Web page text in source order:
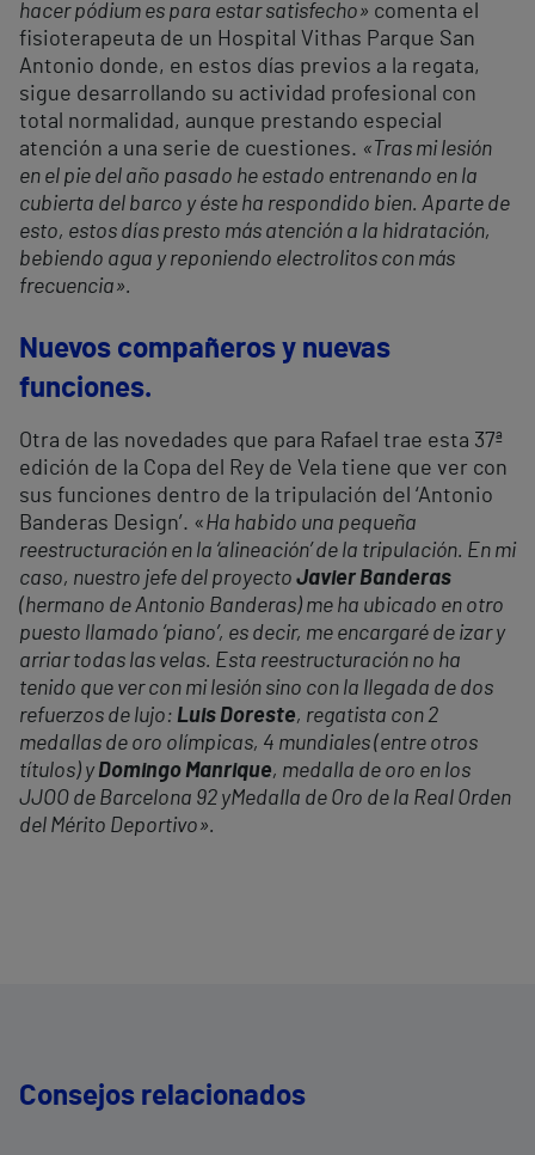
hacer pódium es para estar satisfecho» comenta el
fisioterapeuta de un Hospital Vithas Parque San
Antonio donde, en estos días previos a la regata,
sigue desarrollando su actividad profesional con
total normalidad, aunque prestando especial
atención a una serie de cuestiones. «Tras mi lesión
en el pie del año pasado he estado entrenando en la
cubierta del barco y éste ha respondido bien. Aparte de
esto, estos días presto más atención a la hidratación,
bebiendo agua y reponiendo electrolitos con más
frecuencia».
Nuevos compañeros y nuevas
funciones.
Otra de las novedades que para Rafael trae esta 37ª
edición de la Copa del Rey de Vela tiene que ver con
sus funciones dentro de la tripulación del ‘Antonio
Banderas Design’. «Ha habido una pequeña
reestructuración en la ‘alineación’ de la tripulación. En mi
caso, nuestro jefe del proyecto Javier Banderas
(hermano de Antonio Banderas) me ha ubicado en otro
puesto llamado ‘piano’, es decir, me encargaré de izar y
arriar todas las velas. Esta reestructuración no ha
tenido que ver con mi lesión sino con la llegada de dos
refuerzos de lujo: Luis Doreste, regatista con 2
medallas de oro olímpicas, 4 mundiales (entre otros
títulos) yDomingo Manrique, medalla de oro en los
JJOO de Barcelona 92 yMedalla de Oro de la Real Orden
del Mérito Deportivo».
Consejos relacionados